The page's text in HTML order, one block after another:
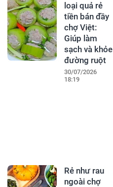
loại quả rẻ
tiền bán đầy
chợ Việt:
Giúp làm
sạch và khỏe
đường ruột
30/07/2026
18:19
Rẻ như rau
ngoài chợ